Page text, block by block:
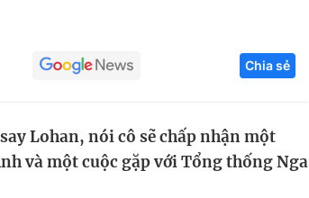
trực tuyến
Công nghệ
Sản phẩm
Chia sẻ
Lohan, nói cô sẽ chấp nhận một
và một cuộc gặp với Tổng thống Nga